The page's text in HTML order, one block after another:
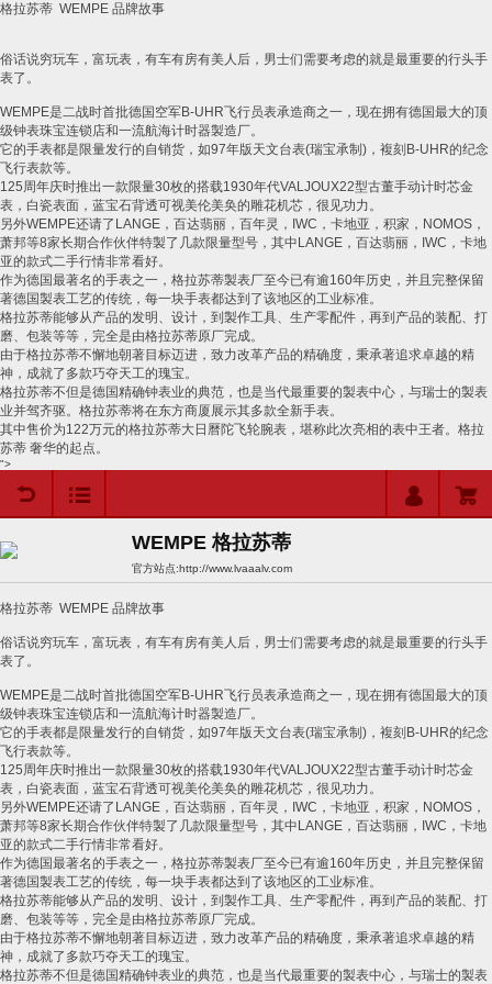
格拉苏蒂 WEMPE 品牌故事
俗话说穷玩车，富玩表，有车有房有美人后，男士们需要考虑的就是最重要的行头手
表了。
WEMPE是二战时首批德国空军B-UHR飞行员表承造商之一，现在拥有德国最大的顶
级钟表珠宝连锁店和一流航海计时器製造厂。
它的手表都是限量发行的自销货，如97年版天文台表(瑞宝承制 ) ，複刻 B-UHR的纪念
飞行表款等。
125周年庆时推出一款限量30枚的搭载1930年代VALJOUX22型古董手动计时芯金
表，白瓷表面，蓝宝石背透可视美伦美奂的雕花机芯，很见功力。
另外WEMPE还请了 LANGE ，百达翡丽，百年灵， IWC ，卡地亚，积家， NOMOS ，
萧邦等8家长期合作伙伴特製了几款限量型号，其中 LANGE ，百达翡丽， IWC ，卡地
亚的款式二手行情非常看好。
作为德国最著名的手表之一，格拉苏蒂製表厂至今已有逾160年历史，并且完整保留
著德国製表工艺的传统，每一块手表都达到了该地区的工业标准。
格拉苏蒂能够从产品的发明、设计，到製作工具、生产零配件，再到产品的装配、打
磨、包装等等，完全是由格拉苏蒂原厂完成。
由于格拉苏蒂不懈地朝著目标迈进，致力改革产品的精确度，秉承著追求卓越的精
神，成就了多款巧夺天工的瑰宝。
格拉苏蒂不但是德国精确钟表业的典范，也是当代最重要的製表中心，与瑞士的製表
业并驾齐驱。格拉苏蒂将在东方商厦展示其多款全新手表。
其中售价为122万元的格拉苏蒂大日曆陀飞轮腕表，堪称此次亮相的表中王者。格拉
苏蒂 奢华的起点。
">
WEMPE 格拉苏蒂
官方站点:http://www.lvaaalv.com
格拉苏蒂 WEMPE 品牌故事
俗话说穷玩车，富玩表，有车有房有美人后，男士们需要考虑的就是最重要的行头手
表了。
WEMPE是二战时首批德国空军B-UHR飞行员表承造商之一，现在拥有德国最大的顶
级钟表珠宝连锁店和一流航海计时器製造厂。
它的手表都是限量发行的自销货，如97年版天文台表(瑞宝承制 ) ，複刻 B-UHR的纪念
飞行表款等。
125周年庆时推出一款限量30枚的搭载1930年代VALJOUX22型古董手动计时芯金
表，白瓷表面，蓝宝石背透可视美伦美奂的雕花机芯，很见功力。
另外WEMPE还请了 LANGE ，百达翡丽，百年灵， IWC ，卡地亚，积家， NOMOS ，
萧邦等8家长期合作伙伴特製了几款限量型号，其中 LANGE ，百达翡丽， IWC ，卡地
亚的款式二手行情非常看好。
作为德国最著名的手表之一，格拉苏蒂製表厂至今已有逾160年历史，并且完整保留
著德国製表工艺的传统，每一块手表都达到了该地区的工业标准。
格拉苏蒂能够从产品的发明、设计，到製作工具、生产零配件，再到产品的装配、打
磨、包装等等，完全是由格拉苏蒂原厂完成。
由于格拉苏蒂不懈地朝著目标迈进，致力改革产品的精确度，秉承著追求卓越的精
神，成就了多款巧夺天工的瑰宝。
格拉苏蒂不但是德国精确钟表业的典范，也是当代最重要的製表中心，与瑞士的製表